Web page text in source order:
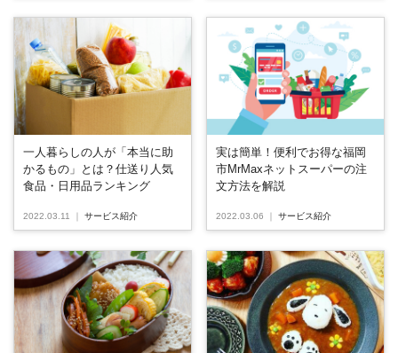
一人暮らしの人が「本当に助
かるもの」とは？仕送り人気
食品・日用品ランキング
2022.03.11 サービス紹介
実は簡単！便利でお得な福岡
市MrMaxネットスーパーの注
文方法を解説
2022.03.06 サービス紹介